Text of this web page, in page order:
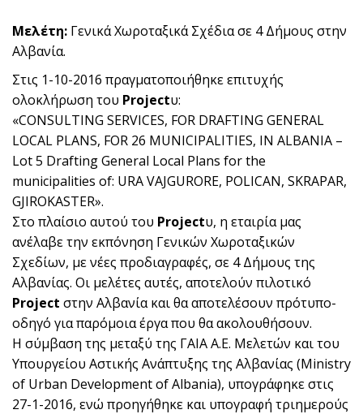
Μελέτη: Γενικά Χωροταξικά Σχέδια σε 4 Δήμους στην
Αλβανία.
Στις 1-10-2016 πραγματοποιήθηκε επιτυχής
ολοκλήρωση του Projectυ:
«CONSULTING SERVICES, FOR DRAFTING GENERAL
LOCAL PLANS, FOR 26 MUNICIPALITIES, IN ALBANIA –
Lot 5 Drafting General Local Plans for the
municipalities of: URA VAJGURORE, POLICAN, SKRAPAR,
GJIROKASTER».
Στo πλαίσιο αυτού του Projectυ, η εταιρία μας
ανέλαβε την εκπόνηση Γενικών Χωροταξικών
Σχεδίων, με νέες προδιαγραφές, σε 4 Δήμους της
Αλβανίας. Οι μελέτες αυτές, αποτελούν πιλοτικό
Project στην Αλβανία και θα αποτελέσουν πρότυπο-
οδηγό για παρόμοια έργα που θα ακολουθήσουν.
Η σύμβαση της μεταξύ της ΓΑΙΑ Α.Ε. Μελετών και του
Υπουργείου Αστικής Ανάπτυξης της Αλβανίας (Ministry
of Urban Development of Albania), υπογράφηκε στις
27-1-2016, ενώ προηγήθηκε και υπογραφή τριημερούς